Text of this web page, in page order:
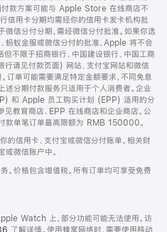
款方案可能与 Apple Store 在线商店不
信用卡分期均需经你的信用卡发卡机构批
微信分付分期，需经微信分付批准。如果你选
蚂蚁金服或微信分付的批准，Apple 将不会
不限于招商银行、中国建设银行、中国工商
行请见付款页面) 网站、支付宝网站和微信
订单可能需要满足特定金额要求，不同免息
述分期付款服务只适用于个人消费者。企业
和 Apple 员工购买计划 (EPP) 适用的分
教育商店、EPP 在线商店和企业商店。公
款单笔订单最高限额为 RMB 150000。
的信用卡、支付宝或微信分付账单。相关财
或微信账户中。
。价格包含增值税。所有订单均可享受免费
Watch 上，部分功能可能无法使用。访
(在
了解详情。使用蜂窝网络时，需要使用移动